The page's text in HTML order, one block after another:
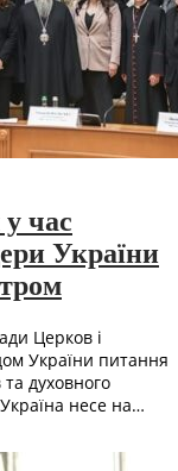
час
України
Церков і
України питання
та духовного
несе на…